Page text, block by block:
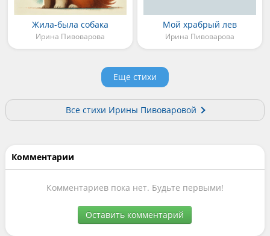
Жила-была собака
Ирина Пивоварова
Мой храбрый лев
Ирина Пивоварова
Еще стихи
Все стихи Ирины Пивоваровой
Комментарии
Комментариев пока нет. Будьте первыми!
Оставить комментарий